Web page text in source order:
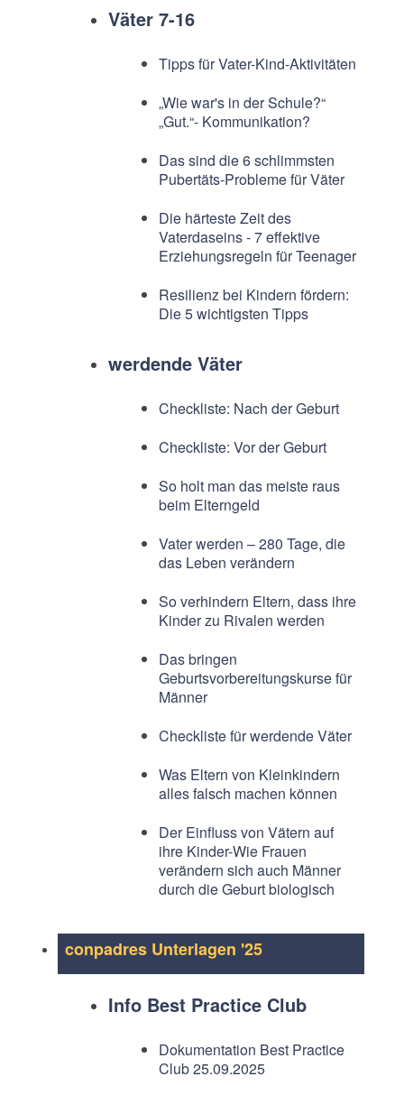
Väter 7-16
Tipps für Vater-Kind-Aktivitäten
„Wie war's in der Schule?“
„Gut.“- Kommunikation?
Das sind die 6 schlimmsten
Pubertäts-Probleme für Väter
Die härteste Zeit des
Vaterdaseins - 7 effektive
Erziehungsregeln für Teenager
Resilienz bei Kindern fördern:
Die 5 wichtigsten Tipps
werdende Väter
Checkliste: Nach der Geburt
Checkliste: Vor der Geburt
So holt man das meiste raus
beim Elterngeld
Vater werden – 280 Tage, die
das Leben verändern
So verhindern Eltern, dass ihre
Kinder zu Rivalen werden
Das bringen
Geburtsvorbereitungskurse für
Männer
Checkliste für werdende Väter
Was Eltern von Kleinkindern
alles falsch machen können
Der Einfluss von Vätern auf
ihre Kinder-Wie Frauen
verändern sich auch Männer
durch die Geburt biologisch
conpadres Unterlagen '25
Info Best Practice Club
Dokumentation Best Practice
Club 25.09.2025